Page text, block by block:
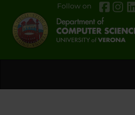
Follow on